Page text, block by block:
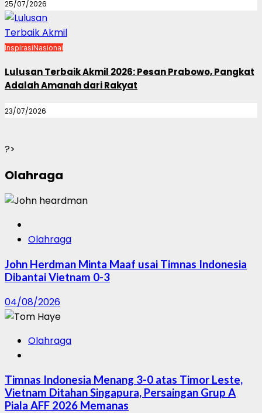
25/07/2026
InspirasiNasional
Lulusan Terbaik Akmil 2026: Pesan Prabowo, Pangkat
Adalah Amanah dari Rakyat
23/07/2026
?>
Olahraga
Olahraga
John Herdman Minta Maaf usai Timnas Indonesia
Dibantai Vietnam 0-3
04/08/2026
Olahraga
Timnas Indonesia Menang 3-0 atas Timor Leste,
Vietnam Ditahan Singapura, Persaingan Grup A
Piala AFF 2026 Memanas